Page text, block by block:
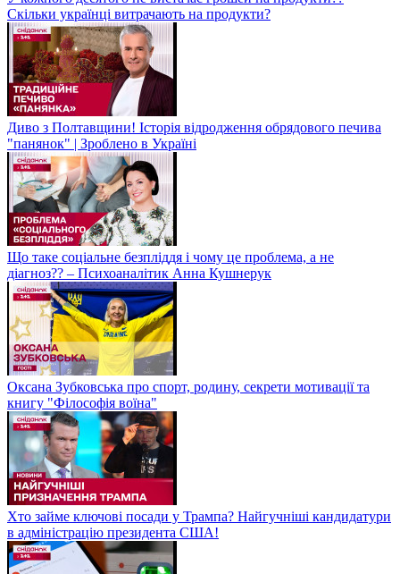
Скільки українці витрачають на продукти?
Диво з Полтавщини! Історія відродження обрядового печива
"панянок" | Зроблено в Україні
Що таке соціальне безпліддя і чому це проблема, а не
діагноз?? – Психоаналітик Анна Кушнерук
Оксана Зубковська про спорт, родину, секрети мотивації та
книгу "Філософія воїна"
Хто займе ключові посади у Трампа? Найгучніші кандидатури
в адміністрацію президента США!